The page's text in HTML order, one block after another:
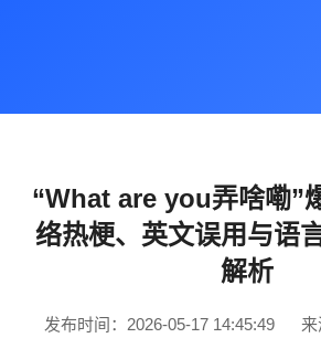
“What are you弄啥嘞”
络热梗、英文误用与语
解析
发布时间：2026-05-17 14:45:49 来